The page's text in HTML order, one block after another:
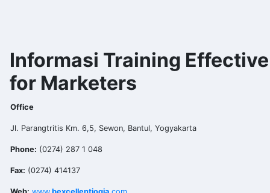
Informasi Training
for Marketers
Office
Jl. Parangtritis Km. 6,5, Sewon, Bantul, Yogyakarta
Phone: (0274) 287 1 048
Fax: (0274) 414137